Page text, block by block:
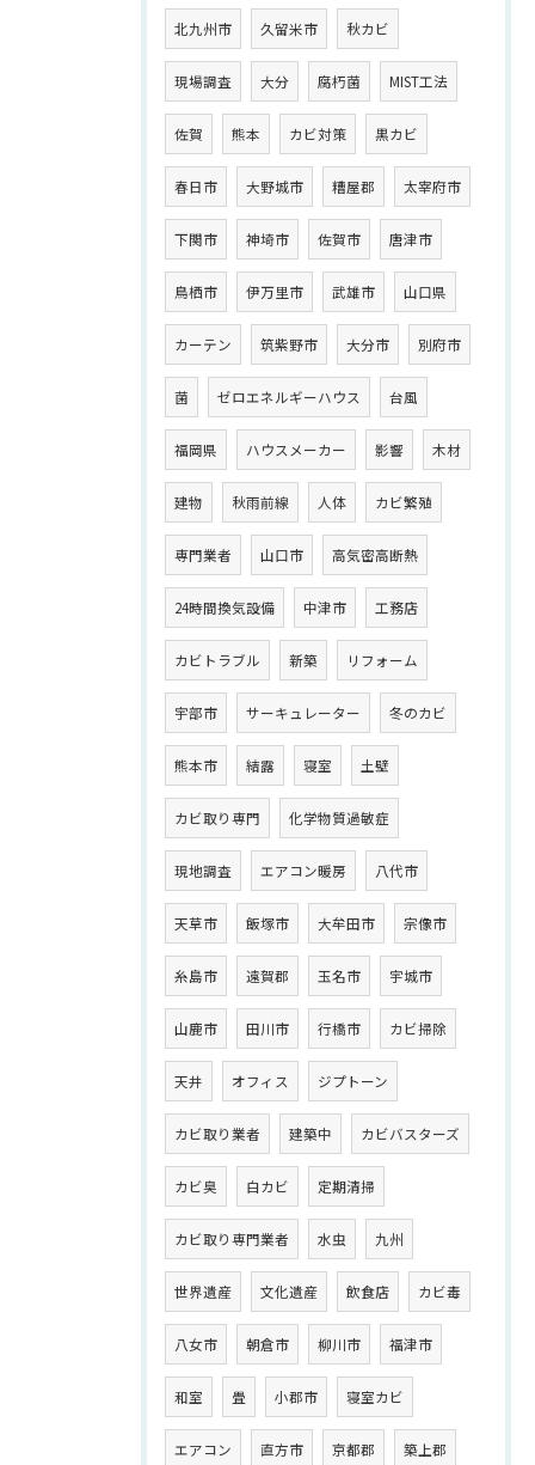
北九州市 久留米市 秋カビ
現場調査 大分 腐朽菌 MIST工法
佐賀 熊本 カビ対策 黒カビ
春日市 大野城市 糟屋郡 太宰府市
下関市 神埼市 佐賀市 唐津市
鳥栖市 伊万里市 武雄市 山口県
カーテン 筑紫野市 大分市 別府市
菌 ゼロエネルギーハウス 台風
福岡県 ハウスメーカー 影響 木材
建物 秋雨前線 人体 カビ繁殖
専門業者 山口市 高気密高断熱
24時間換気設備 中津市 工務店
カビトラブル 新築 リフォーム
宇部市 サーキュレーター 冬のカビ
熊本市 結露 寝室 土壁
カビ取り専門 化学物質過敏症
現地調査 エアコン暖房 八代市
天草市 飯塚市 大牟田市 宗像市
糸島市 遠賀郡 玉名市 宇城市
山鹿市 田川市 行橋市 カビ掃除
天井 オフィス ジプトーン
カビ取り業者 建築中 カビバスターズ
カビ臭 白カビ 定期清掃
カビ取り専門業者 水虫 九州
世界遺産 文化遺産 飲食店 カビ毒
八女市 朝倉市 柳川市 福津市
和室 畳 小郡市 寝室カビ
エアコン 直方市 京都郡 築上郡